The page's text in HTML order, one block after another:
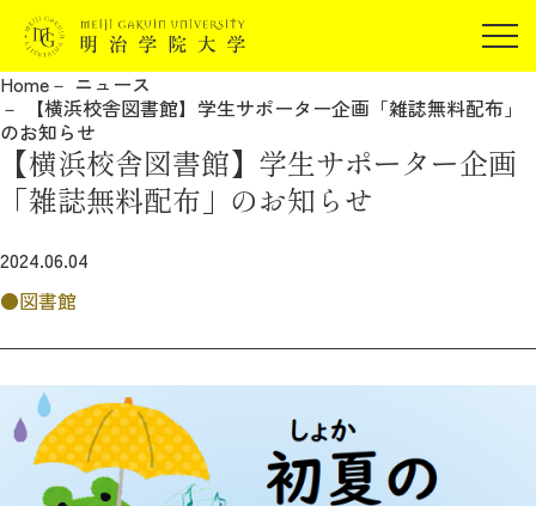
在学生の方
保証人の方
企業・研究者の方
JP EN
報道関係の方
明治学院大学について
Home
ニュース
【横浜校舎図書館】学生サポーター企画「雑誌無料配布」
のお知らせ
【横浜校舎図書館】学生サポーター企画
「雑誌無料配布」のお知らせ
2024.06.04
図書館